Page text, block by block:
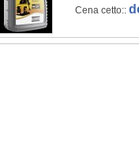
Cena cetto::